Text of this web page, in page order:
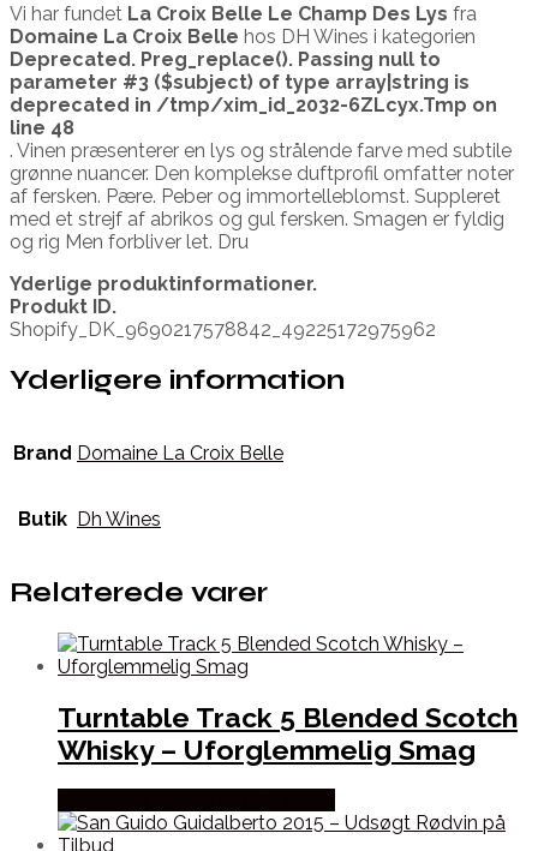
Vi har fundet La Croix Belle Le Champ Des Lys fra
Domaine La Croix Belle hos DH Wines i kategorien
Deprecated. Preg_replace(). Passing null to
parameter #3 ($subject) of type array|string is
deprecated in /tmp/xim_id_2032-6ZLcyx.Tmp on
line 48
. Vinen præsenterer en lys og strålende farve med subtile
grønne nuancer. Den komplekse duftprofil omfatter noter
af fersken. Pære. Peber og immortelleblomst. Suppleret
med et strejf af abrikos og gul fersken. Smagen er fyldig
og rig Men forbliver let. Dru
Yderlige produktinformationer.
Produkt ID.
Shopify_DK_9690217578842_49225172975962
Yderligere information
Brand Domaine La Croix Belle
Butik Dh Wines
Relaterede varer
Turntable Track 5 Blended Scotch
Whisky – Uforglemmelig Smag